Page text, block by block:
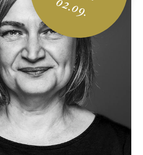
02.09.